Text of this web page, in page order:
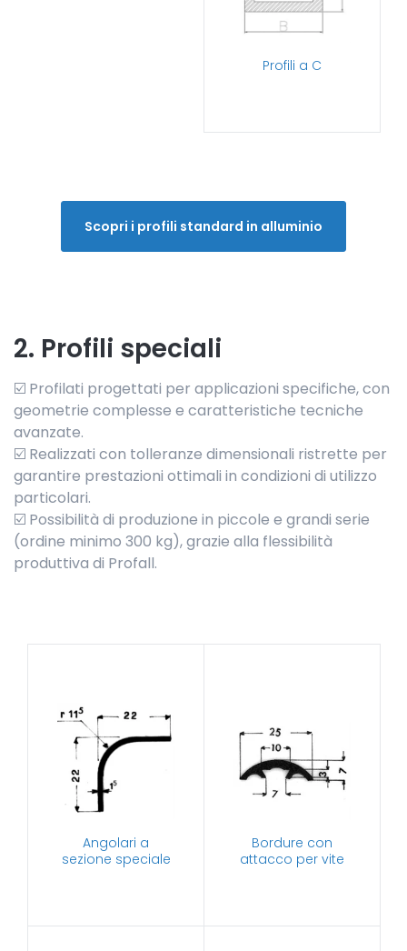
Profili a C
Scopri i profili standard in alluminio
2. Profili speciali
☑️ Profilati progettati per applicazioni specifiche, con
geometrie complesse e caratteristiche tecniche
avanzate.
☑️ Realizzati con tolleranze dimensionali ristrette per
garantire prestazioni ottimali in condizioni di utilizzo
particolari.
☑️ Possibilità di produzione in piccole e grandi serie
(ordine minimo 300 kg), grazie alla flessibilità
produttiva di Profall.
Angolari a
sezione speciale
Bordure con
attacco per vite